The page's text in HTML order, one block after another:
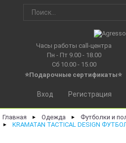
Часы работы call-центра
Пн - Пт 9.00 - 18.00
Сб 10.00 - 15.00
⭐Подарочные сертификаты⭐
Вход Регистрация
Главная ► Одежда ► Футболки и
► KRAMATAN TACTICAL DESIGN